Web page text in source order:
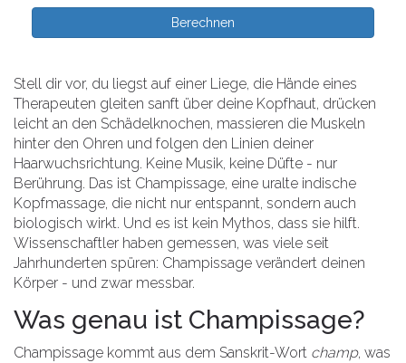
Berechnen
Stell dir vor, du liegst auf einer Liege, die Hände eines
Therapeuten gleiten sanft über deine Kopfhaut, drücken
leicht an den Schädelknochen, massieren die Muskeln
hinter den Ohren und folgen den Linien deiner
Haarwuchsrichtung. Keine Musik, keine Düfte - nur
Berührung. Das ist Champissage, eine uralte indische
Kopfmassage, die nicht nur entspannt, sondern auch
biologisch wirkt. Und es ist kein Mythos, dass sie hilft.
Wissenschaftler haben gemessen, was viele seit
Jahrhunderten spüren: Champissage verändert deinen
Körper - und zwar messbar.
Was genau ist Champissage?
Champissage kommt aus dem Sanskrit-Wort champ, was